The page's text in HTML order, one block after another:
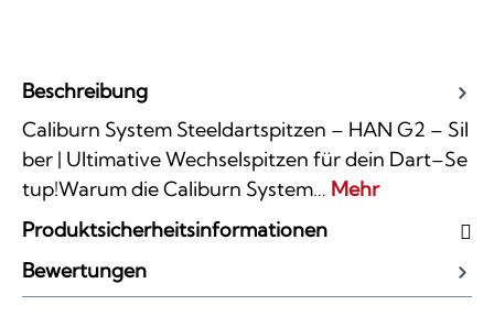
Beschreibung
Caliburn System Steeldartspitzen – HAN G2 – Sil
ber | Ultimative Wechselspitzen für dein Dart–Se
tup!Warum die Caliburn System… Mehr
Produktsicherheitsinformationen
Bewertungen